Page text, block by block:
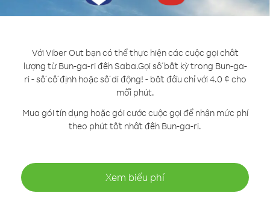
Với Viber Out bạn có thể thực hiện các cuộc gọi chất
lượng từ Bun-ga-ri đến Saba.Gọi số bất kỳ trong Bun-ga-
ri - số cố định hoặc số di động! - bắt đầu chỉ với 4.0 ¢ cho
mỗi phút.
Mua gói tín dụng hoặc gói cước cuộc gọi để nhận mức phí
theo phút tốt nhất đến Bun-ga-ri.
Xem biểu phí